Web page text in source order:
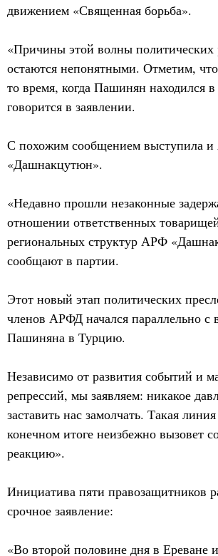
движением «Священная борьба».
«Причины этой волны политических
остаются непонятными. Отметим, что
то время, когда Пашинян находился
говорится в заявлении.
С похожим сообщением выступила
«Дашнакцутюн».
«Недавно прошли незаконные
отношении ответственных
региональных структур АРФ
сообщают в партии.
Этот новый этап политических
членов АРФД начался параллельно с
Пашиняна в Турцию.
Независимо от развития событий и
репрессий, мы заявляем: никакое
заставить нас замолчать. Такая
конечном итоге неизбежно вызовет
реакцию».
Инициатива пяти правозащитников
срочное заявление:
«Во второй половине дня в Ереване